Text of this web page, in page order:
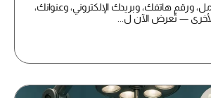
ورقم هاتفك، وبريدك الإلكتروني، وعنوانك،
— تُعرض الآن ل...